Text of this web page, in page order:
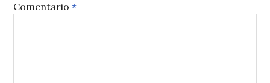
Comentario*